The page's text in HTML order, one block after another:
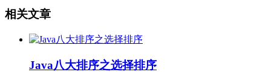
相关文章
Java八大排序之选择排序